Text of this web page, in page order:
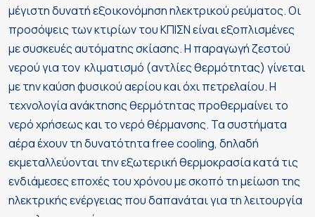
μέγιστη δυνατή εξοικονόμηση ηλεκτρικού ρεύματος. Οι
προσόψεις των κτιρίων του ΚΠΙΣΝ είναι εξοπλισμένες
με συσκευές αυτόματης σκίασης. Η παραγωγή ζεστού
νερού για τον κλιματισμό (αντλίες θερμότητας) γίνεται
με την καύση φυσικού αερίου και όχι πετρελαίου. Η
τεχνολογία ανάκτησης θερμότητας προθερμαίνει το
νερό χρήσεως και το νερό θέρμανσης. Τα συστήματα
αέρα έχουν τη δυνατότητα free cooling, δηλαδή
εκμεταλλεύονται την εξωτερική θερμοκρασία κατά τις
ενδιάμεσες εποχές του χρόνου με σκοπό τη μείωση της
ηλεκτρικής ενέργειας που δαπανάται για τη λειτουργία